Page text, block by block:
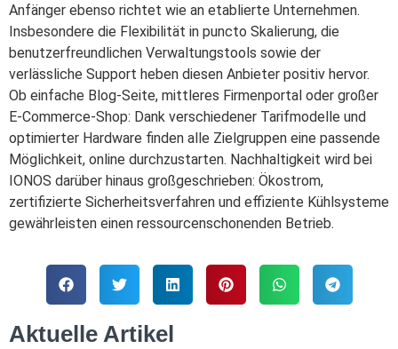
Anfänger ebenso richtet wie an etablierte Unternehmen.
Insbesondere die Flexibilität in puncto Skalierung, die
benutzerfreundlichen Verwaltungstools sowie der
verlässliche Support heben diesen Anbieter positiv hervor.
Ob einfache Blog-Seite, mittleres Firmenportal oder großer
E-Commerce-Shop: Dank verschiedener Tarifmodelle und
optimierter Hardware finden alle Zielgruppen eine passende
Möglichkeit, online durchzustarten. Nachhaltigkeit wird bei
IONOS darüber hinaus großgeschrieben: Ökostrom,
zertifizierte Sicherheitsverfahren und effiziente Kühlsysteme
gewährleisten einen ressourcenschonenden Betrieb.
Aktuelle Artikel